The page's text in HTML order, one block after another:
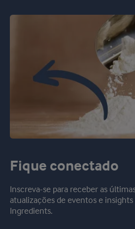
Fique conectado
Inscreva-se para receber as
atualizações de eventos e insights
Ingredients.